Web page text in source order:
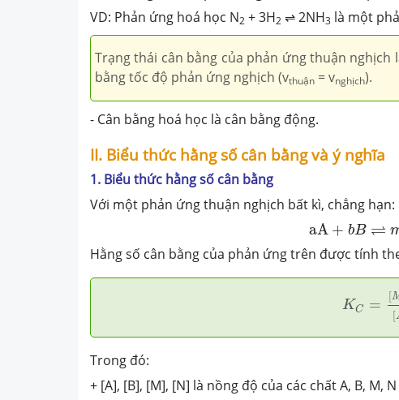
VD: Phản ứng hoá học N2 + 3H2 ⇌ 2NH3 là một
Trạng thái cân bằng của phản ứng thuận
bằng tốc độ phản ứng nghịch (vthuận = vnghịch).
- Cân bằng hoá học là cân bằng động.
II. Biểu thức hằng số cân bằng và ý nghĩa
1. Biểu thức hằng số cân bằng
Với một phản ứng thuận nghịch bất kì, chẳng hạn:
aA + bB ⇌
aA b B⇌ mM
Hằng số cân bằng của phản ứng trên được tính
KC = [
[
M]
Trong đó:
+ [A], [B], [M], [N] là nồng độ của các chất A, B, M,